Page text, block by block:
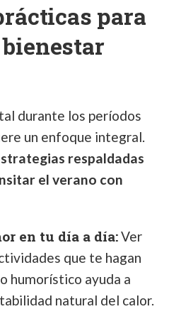
para
durante los períodos
un enfoque integral.
respaldadas
el verano con
en tu día a día:Ver
que te hagan
humorístico ayuda a
natural del calor.